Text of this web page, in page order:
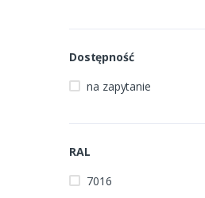
Dostępność
na zapytanie
RAL
7016